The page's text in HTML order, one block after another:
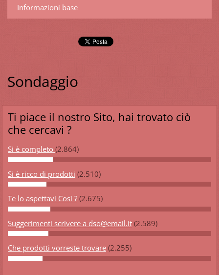
Informazioni base
Sondaggio
Ti piace il nostro Sito, hai trovato ciò
che cercavi ?
Si è completo (2.864)
Si è ricco di prodotti (2.510)
Te lo aspettavi Così ? (2.675)
Suggerimenti scrivere a dso@email.it (2.589)
Che prodotti vorreste trovare (2.255)